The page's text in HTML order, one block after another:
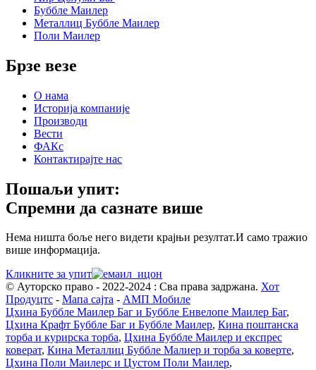
Буббле Маилер
Металлиц Буббле Маилер
Поли Маилер
Брзе везе
О нама
Историја компаније
Производи
Вести
ФАКс
Контактирајте нас
Пошаљи упит:
Спремни да сазнате више
Нема ништа боље него видети крајњи резултат.И само тражио
више информација.
Кликните за упит
© Ауторско право - 2022-2024 : Сва права задржана. Хот
Продуцтс - Мапа сајта - АМП Мобиле
Цхина Буббле Маилер Баг и Буббле Енвелопе Маилер Баг,
Цхина Крафт Буббле Баг и Буббле Маилер, Кина поштанска
торба и курирска торба, Цхина Буббле Маилер и експрес
коверат, Кина Металлиц Буббле Малиер и торба за коверте,
Цхина Поли Маилерс и Цустом Поли Маилер,